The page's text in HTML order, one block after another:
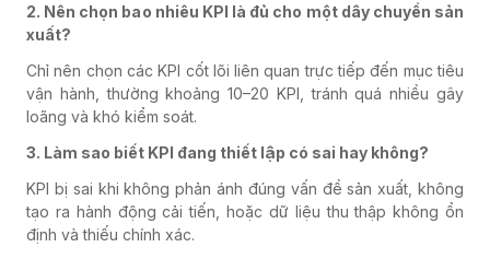
2. Nên chọn bao nhiêu KPI là đủ cho một dây chuyền sản
xuất?
Chỉ nên chọn các KPI cốt lõi liên quan trực tiếp đến mục tiêu
vận hành, thường khoảng 10–20 KPI, tránh quá nhiều gây
loãng và khó kiểm soát.
3. Làm sao biết KPI đang thiết lập có sai hay không?
KPI bị sai khi không phản ánh đúng vấn đề sản xuất, không
tạo ra hành động cải tiến, hoặc dữ liệu thu thập không ổn
định và thiếu chính xác.